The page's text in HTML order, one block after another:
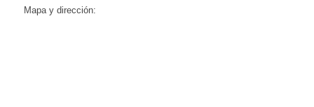
Mapa y dirección: